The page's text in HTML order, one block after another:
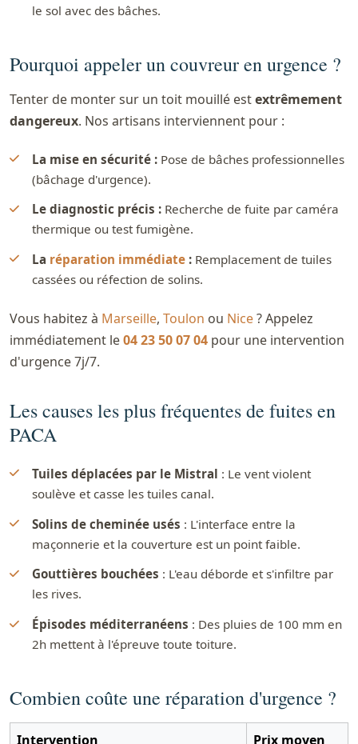
le sol avec des bâches.
Pourquoi appeler un couvreur en urgence ?
Tenter de monter sur un toit mouillé estextrêmement
dangereux. Nos artisans interviennent pour :
La mise en sécurité : Pose de bâches professionnelles
(bâchage d'urgence).
Le diagnostic précis : Recherche de fuite par caméra
thermique ou test fumigène.
La réparation immédiate : Remplacement de tuiles
cassées ou réfection de solins.
Vous habitez à Marseille, Toulon ou Nice? Appelez
immédiatement le04 23 50 07 04 pour une intervention
d'urgence 7j/7.
Les causes les plus fréquentes de fuites en
PACA
Tuiles déplacées par le Mistral : Le vent violent
soulève et casse les tuiles canal.
Solins de cheminée usés : L'interface entre la
maçonnerie et la couverture est un point faible.
Gouttières bouchées : L'eau déborde et s'infiltre par
les rives.
Épisodes méditerranéens : Des pluies de 100 mm en
2h mettent à l'épreuve toute toiture.
Combien coûte une réparation d'urgence ?
Intervention Prix moyen